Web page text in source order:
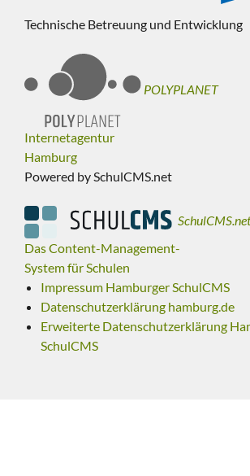
Technische Betreuung und Entwicklung
POLYPLANET
Internetagentur
Hamburg
Powered by SchulCMS.net
SchulCMS.net
Das Content-Management-
System für Schulen
Impressum Hamburger SchulCMS
Datenschutzerklärung hamburg.de
Erweiterte Datenschutzerklärung
SchulCMS